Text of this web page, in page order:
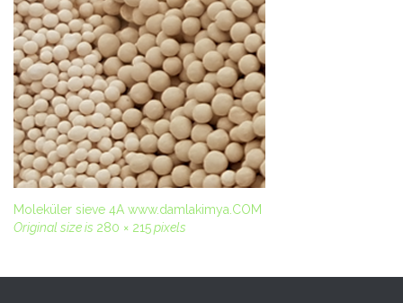
Moleküler sieve 4A www.damlakimya.COM
Original size is 280 × 215pixels